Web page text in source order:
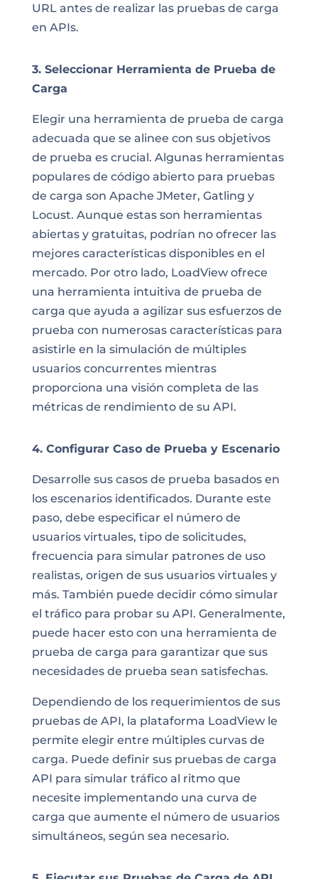
URL antes de realizar las pruebas de carga
en APIs.
3. Seleccionar Herramienta de Prueba de
Carga
Elegir una herramienta de prueba de carga
adecuada que se alinee con sus objetivos
de prueba es crucial. Algunas herramientas
populares de código abierto para pruebas
de carga son Apache JMeter, Gatling y
Locust. Aunque estas son herramientas
abiertas y gratuitas, podrían no ofrecer las
mejores características disponibles en el
mercado. Por otro lado, LoadView ofrece
una herramienta intuitiva de prueba de
carga que ayuda a agilizar sus esfuerzos de
prueba con numerosas características para
asistirle en la simulación de múltiples
usuarios concurrentes mientras
proporciona una visión completa de las
métricas de rendimiento de su API.
4. Configurar Caso de Prueba y Escenario
Desarrolle sus casos de prueba basados en
los escenarios identificados. Durante este
paso, debe especificar el número de
usuarios virtuales, tipo de solicitudes,
frecuencia para simular patrones de uso
realistas, origen de sus usuarios virtuales y
más. También puede decidir cómo simular
el tráfico para probar su API. Generalmente,
puede hacer esto con una herramienta de
prueba de carga para garantizar que sus
necesidades de prueba sean satisfechas.
Dependiendo de los requerimientos de sus
pruebas de API, la plataforma LoadView le
permite elegir entre múltiples curvas de
carga. Puede definir sus pruebas de carga
API para simular tráfico al ritmo que
necesite implementando una curva de
carga que aumente el número de usuarios
simultáneos, según sea necesario.